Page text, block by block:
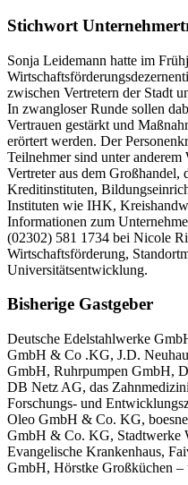
Stichwort
Sonja Leidemann hatte im
zwischen Vertretern der Stadt
In zwangloser Runde sollen
Vertrauen gestärkt und
erörtert werden. Der
Teilnehmer sind unter
Vertreter aus dem Großhandel,
Kreditinstituten,
Instituten wie IHK,
Informationen zum
(02302) 581 1734 bei Nicole
Wirtschaftsförderung,
Universitätsentwicklung.
Bisherige Gastgeber
Deutsche Edelstahlwerke
GmbH & Co .KG, J.D.
GmbH, Ruhrpumpen GmbH,
DB Netz AG, das
Forschungs- und
Oleo GmbH & Co. KG,
GmbH & Co. KG, Stadtwerke
Evangelische Krankenhaus,
GmbH, Hörstke Großküchen